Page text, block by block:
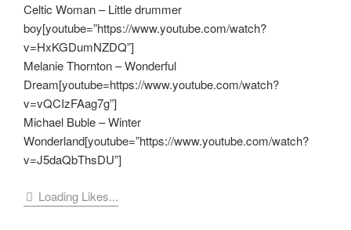
Celtic Woman – Little drummer
boy[youtube=”https://www.youtube.com/watch?
v=HxKGDumNZDQ”]
Melanie Thornton – Wonderful
Dream[youtube=https://www.youtube.com/watch?
v=vQCIzFAag7g”]
Michael Buble – Winter
Wonderland[youtube=”https://www.youtube.com/watch?
v=J5daQbThsDU”]
Loading Likes...